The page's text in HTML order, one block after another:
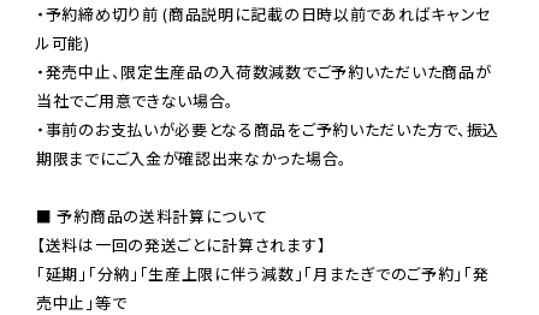
・予約締め切り前 (商品説明に記載の日時以前であればキャンセ
ル可能)
・発売中止、限定生産品の入荷数減数でご予約いただいた商品が
当社でご用意できない場合。
・事前のお支払いが必要となる商品をご予約いただいた方で、振込
期限までにご入金が確認出来なかった場合。
■ 予約商品の送料計算について
【送料は一回の発送ごとに計算されます】
「延期」「分納」「生産上限に伴う減数」「月またぎでのご予約」「発
売中止」等で